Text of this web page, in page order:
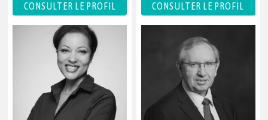
CONSULTER LE PROFIL CONSULTER LE PROFIL